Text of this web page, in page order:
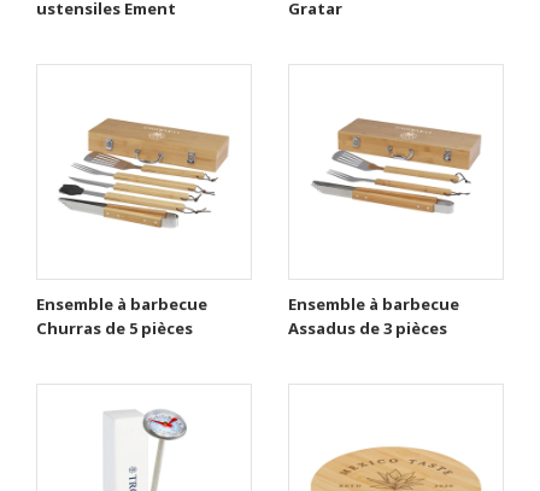
ustensiles Ement Gratar
Ensemble à barbecue
Churras de 5 pièces
Ensemble à barbecue
Assadus de 3 pièces